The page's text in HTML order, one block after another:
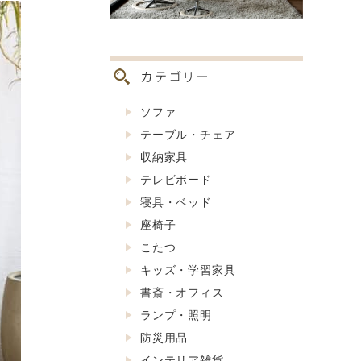
ソファ
テーブル・チェア
収納家具
テレビボード
寝具・ベッド
座椅子
こたつ
キッズ・学習家具
書斎・オフィス
ランプ・照明
防災用品